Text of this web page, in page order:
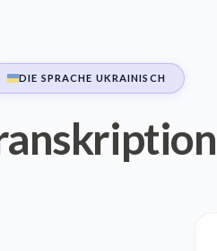
DIE SPRACHE UKRAINISCH